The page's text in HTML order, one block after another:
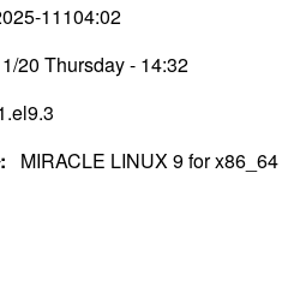
11104:02
20 Thursday - 14:32
MIRACLE LINUX 9 for x86_64